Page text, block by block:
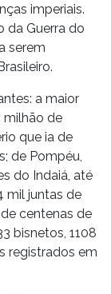
imperiais.
da Guerra do
serem
a maior
milhão de
que ia de
de Pompéu,
do Indaiá, até
mil juntas de
centenas de
bisnetos, 1108
registrados em